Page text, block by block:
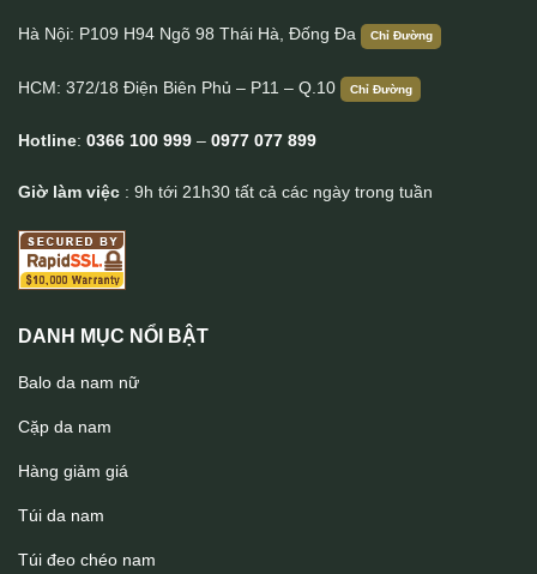
Ví đựng thẻ handmade thời trang sang trọng da bò cao cấp Lano
Hà Nội: P109 H94 Ngõ 98 Thái Hà, Đống Đa Chỉ Đường
HCM: 372/18 Điện Biên Phủ – P11 – Q.10 Chỉ Đường
Hotline: 0366 100 999 – 0977 077 899
Giờ làm việc : 9h tới 21h30 tất cả các ngày trong tuần
DANH MỤC NỔI BẬT
Balo da nam nữ
Cặp da nam
Hàng giảm giá
Túi da nam
Túi đeo chéo nam